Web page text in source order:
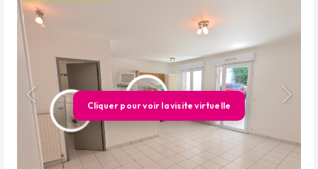
Cliquer pour voir la visite virtuelle